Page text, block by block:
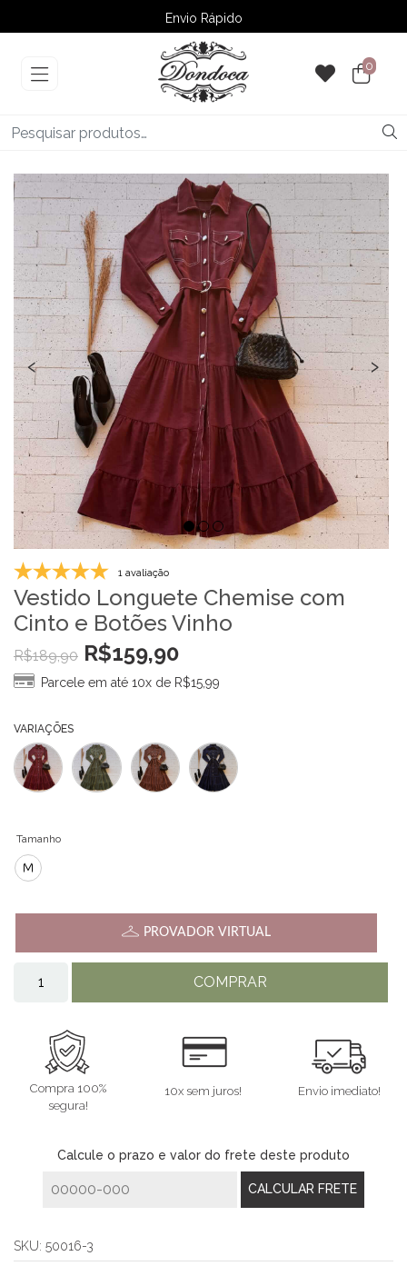
Envio Rápido
➚ Ofertas– Até 60% OFF
0
‹ ›
1 avaliação
Vestido Longuete Chemise com
Cinto e Botões Vinho
R$189,90 R$159,90
Parcele em até 10x de R$15,99
VARIAÇÕES
Tamanho
M
PROVADOR VIRTUAL
COMPRAR
Compra 100%
segura!
10x sem juros! Envio imediato!
Calcule o prazo e valor do frete deste produto
SKU: 50016-3